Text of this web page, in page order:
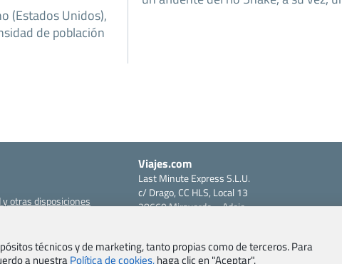
(Estados Unidos),
de población
y otras disposiciones
Viajes.com
Last Minute Express S.L.U.
c/ Drago, CC HLS, Local 13
38660 Miraverde – Adeje
Tfno: +34 922-97-17-27
técnicos y de marketing, tanto propias como de terceros. Para
a nuestraPolítica de cookies,haga clic en "Aceptar".